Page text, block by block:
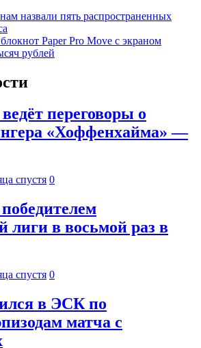
назвали пять распространенных
Paper Pro Move с экраном
рублей
переговоры о
«Хоффенхайма» —
спустя 0
лиги в восьмой раз в
спустя 0
в ЭСК по
матча с